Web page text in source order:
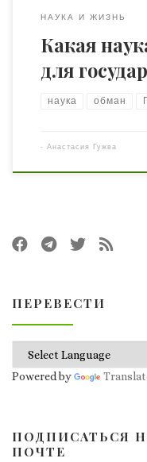
НАУКА И ЖИЗНЬ
Какая
для
наука обман
- Анастасия Гужва
ПЕРЕВЕСТИ
Powered by
ПОДПИСАТЬСЯ
ПОЧТЕ